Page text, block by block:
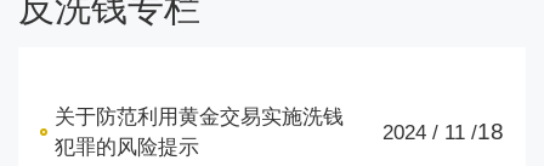
反洗钱专栏
关于防范利用黄金交易实施洗钱
犯罪的风险提示
2024 / 11 /18